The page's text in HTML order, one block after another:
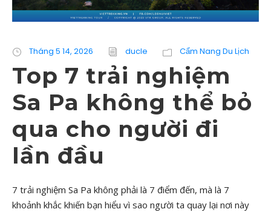
Tháng 5 14, 2026 ducle Cẩm Nang Du Lịch
Top 7 trải nghiệm
Sa Pa không thể bỏ
qua cho người đi
lần đầu
7 trải nghiệm Sa Pa không phải là 7 điểm đến, mà là 7
khoảnh khắc khiến bạn hiểu vì sao người ta quay lại nơi này